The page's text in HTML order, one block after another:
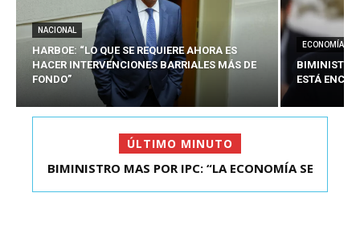
NACIONAL
HARBOE: “LO QUE SE REQUIERE AHORA ES
HACER INTERVENCIONES BARRIALES MÁS DE
FONDO”
ECONOMÍA
BIMINISTRO
ESTÁ
ÚLTIMO MINUTO
KAST SE REUNIÓ CON EL PRESIDENTE ELECTO DE
BIMINISTRO MAS POR IPC: “LA ECONOMÍA SE